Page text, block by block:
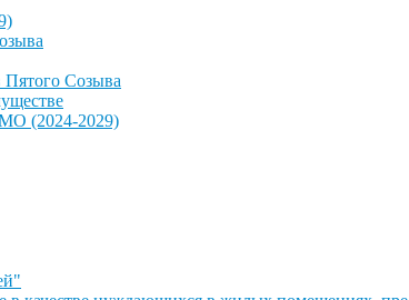
Пятого Созыва
(2024-2029)